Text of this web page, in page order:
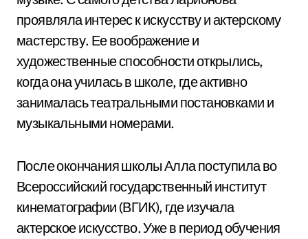
проявляла интерес к искусству и актерскому
мастерству. Ее воображение и
художественные способности открылись,
когда она училась в школе, где активно
занималась театральными постановками и
музыкальными номерами.
После окончания школы Алла поступила во
Всероссийский государственный институт
кинематографии (ВГИК), где изучала
актерское искусство. Уже в период обучения